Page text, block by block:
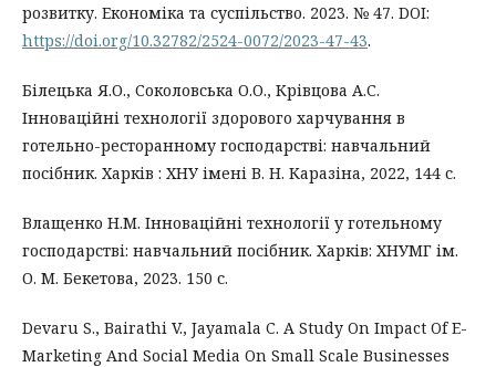
розвитку. Економіка та суспільство. 2023. № 47. DOI:
https://doi.org/10.32782/2524-0072/2023-47-43.
Білецька Я.О., Соколовська О.О., Крівцова А.С.
Інноваційні технології здорового харчування в
готельно-ресторанному господарстві: навчальний
посібник. Харків : ХНУ імені В. Н. Каразіна, 2022, 144 с.
Влащенко Н.М. Інноваційні технології у готельному
господарстві: навчальний посібник. Харків: ХНУМГ ім.
О. М. Бекетова, 2023. 150 с.
Devaru S., Bairathi V., Jayamala C. A Study On Impact Of E-
Marketing And Social Media On Small Scale Businesses